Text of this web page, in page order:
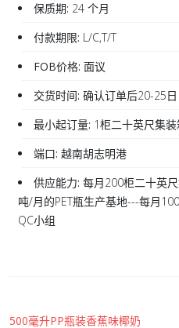
保质期: 24 个月
付款期限: L/C,T/T
FOB价格: 面议
交货时间: 确认订单后20-25日
最小起订量: 1柜二十英尺集
端口: 越南胡志明港
供应能力: 每月200柜二十英
吨/月的PET瓶生产基地---每月
QC小组
500毫升PP瓶装香蕉味椰奶